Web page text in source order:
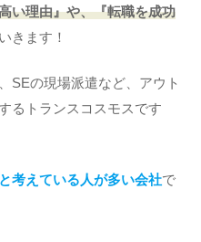
い理由』や、『転職を成功
きます！
SEの現場派遣など、アウト
るトランスコスモスです
考えている人が多い会社で